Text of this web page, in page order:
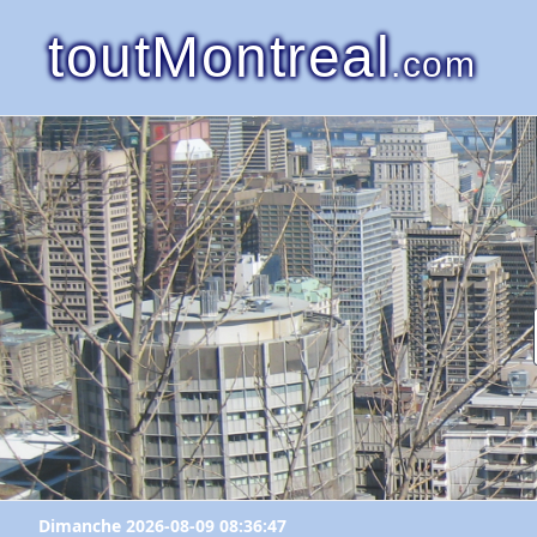
toutMontreal.com
Dimanche 2026-08-09 08:36:47